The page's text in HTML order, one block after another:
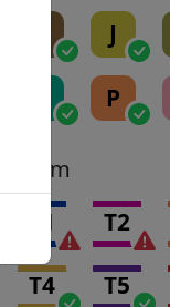
J
P
Tram
T1 T2
T4 T5